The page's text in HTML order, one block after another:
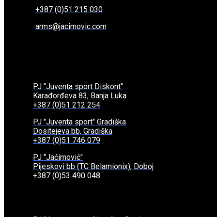
+387 (0)51 215 030
arms@jacimovic.com
PJ "Juventa sport Diskont"
Karađorđeva 83, Banja Luka
+387 (0)51 212 254
PJ "Juventa sport" Gradiška
Dositejeva bb, Gradiška
+387 (0)51 746 079
PJ "Jaćimović"
Pijeskovi bb (TC Belamionix), Doboj
+387 (0)53 490 048